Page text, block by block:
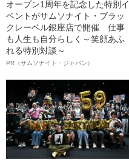
オープン1周年を記念した特別イ
ベントがサムソナイト・ブラッ
クレーベル銀座店で開催 仕事
も人生も自分らしく～笑顔あふ
れる特別対談～
PR（サムソナイト・ジャパン）